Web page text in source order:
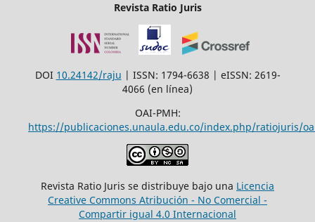
Revista Ratio Juris
DOI 10.24142/raju | ISSN: 1794-6638 | eISSN: 2619-
4066 (en línea)
OAI-PMH:
https://publicaciones.unaula.edu.co/index.php/ratiojuris/
Revista Ratio Juris se distribuye bajo una Licencia
Creative Commons Atribución - No Comercial -
Compartir igual 4.0 Internacional